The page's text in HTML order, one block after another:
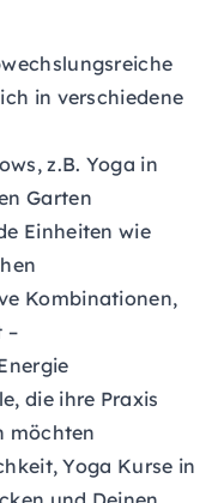
in verschiedene
z.B. Yoga in
Garten
Einheiten wie
Kombinationen,
–
die ihre Praxis
möchten
Yoga Kurse in